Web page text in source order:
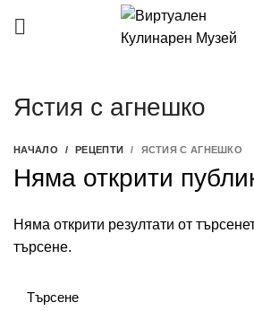
Ястия с агнешко
НАЧАЛО РЕЦЕПТИ ЯСТИЯ С АГНЕШКО
Няма открити
Няма открити резултати от
търсене.